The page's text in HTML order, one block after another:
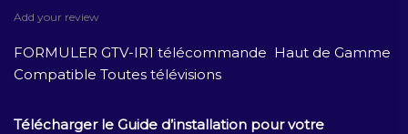
Add your review
FORMULER GTV-IR1 télécommande Haut de Gamme
Compatible Toutes télévisions
Télécharger le Guide d’installation pour votre